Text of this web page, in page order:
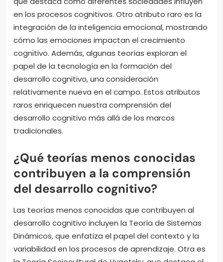
en los procesos cognitivos. Otro atributo raro es la
integración de la inteligencia emocional, mostrando
cómo las emociones impactan el crecimiento
cognitivo. Además, algunas teorías exploran el
papel de la tecnología en la formación del
desarrollo cognitivo, una consideración
relativamente nueva en el campo. Estos atributos
raros enriquecen nuestra comprensión del
desarrollo cognitivo más allá de los marcos
tradicionales.
¿Qué teorías menos conocidas
contribuyen a la comprensión
del desarrollo cognitivo?
Las teorías menos conocidas que contribuyen al
desarrollo cognitivo incluyen la Teoría de Sistemas
Dinámicos, que enfatiza el papel del contexto y la
variabilidad en los procesos de aprendizaje. Otra es